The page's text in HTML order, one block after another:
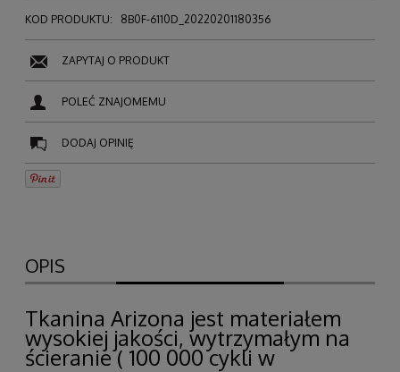
KOD PRODUKTU: 8B0F-6110D_20220201180356
ZAPYTAJ O PRODUKT
POLEĆ ZNAJOMEMU
DODAJ OPINIĘ
OPIS
Tkanina Arizona jest materiałem
wysokiej jakości, wytrzymałym na
ścieranie ( 100 000 cykli w